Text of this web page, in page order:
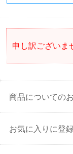
申し訳ございま
商品についての
お気に入りに登